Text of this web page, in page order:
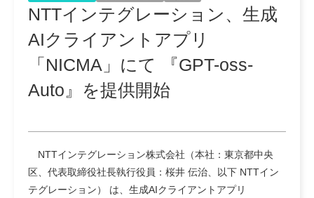
NTTインテグレーション、生成
AIクライアントアプリ
「NICMA」にて 『GPT-oss-
Auto』を提供開始
NTTインテグレーション株式会社（本社：東京都中央
区、代表取締役社長執行役員：桜井 伝治、以下 NTTイン
テグレーション） は、生成AIクライアントアプリ